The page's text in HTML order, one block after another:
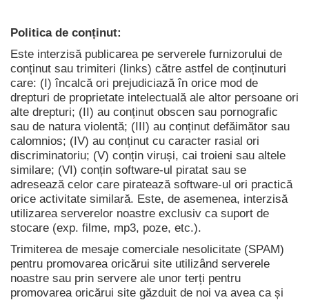
Politica de conținut:
Este interzisă publicarea pe serverele furnizorului de
conținut sau trimiteri (links) către astfel de conținuturi
care: (I) încalcă ori prejudiciază în orice mod de
drepturi de proprietate intelectuală ale altor persoane ori
alte drepturi; (II) au conținut obscen sau pornografic
sau de natura violentă; (III) au conținut defăimător sau
calomnios; (IV) au conținut cu caracter rasial ori
discriminatoriu; (V) conțin viruși, cai troieni sau altele
similare; (VI) conțin software-ul piratat sau se
adresează celor care piratează software-ul ori practică
orice activitate similară. Este, de asemenea, interzisă
utilizarea serverelor noastre exclusiv ca suport de
stocare (exp. filme, mp3, poze, etc.).
Trimiterea de mesaje comerciale nesolicitate (SPAM)
pentru promovarea oricărui site utilizând serverele
noastre sau prin servere ale unor terți pentru
promovarea oricărui site găzduit de noi va avea ca și